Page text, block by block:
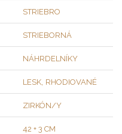
STRIEBRO
STRIEBORNÁ
NÁHRDELNÍKY
LESK RHODIOVANÉ
ZIRKÓN/Y
42 + 3 CM